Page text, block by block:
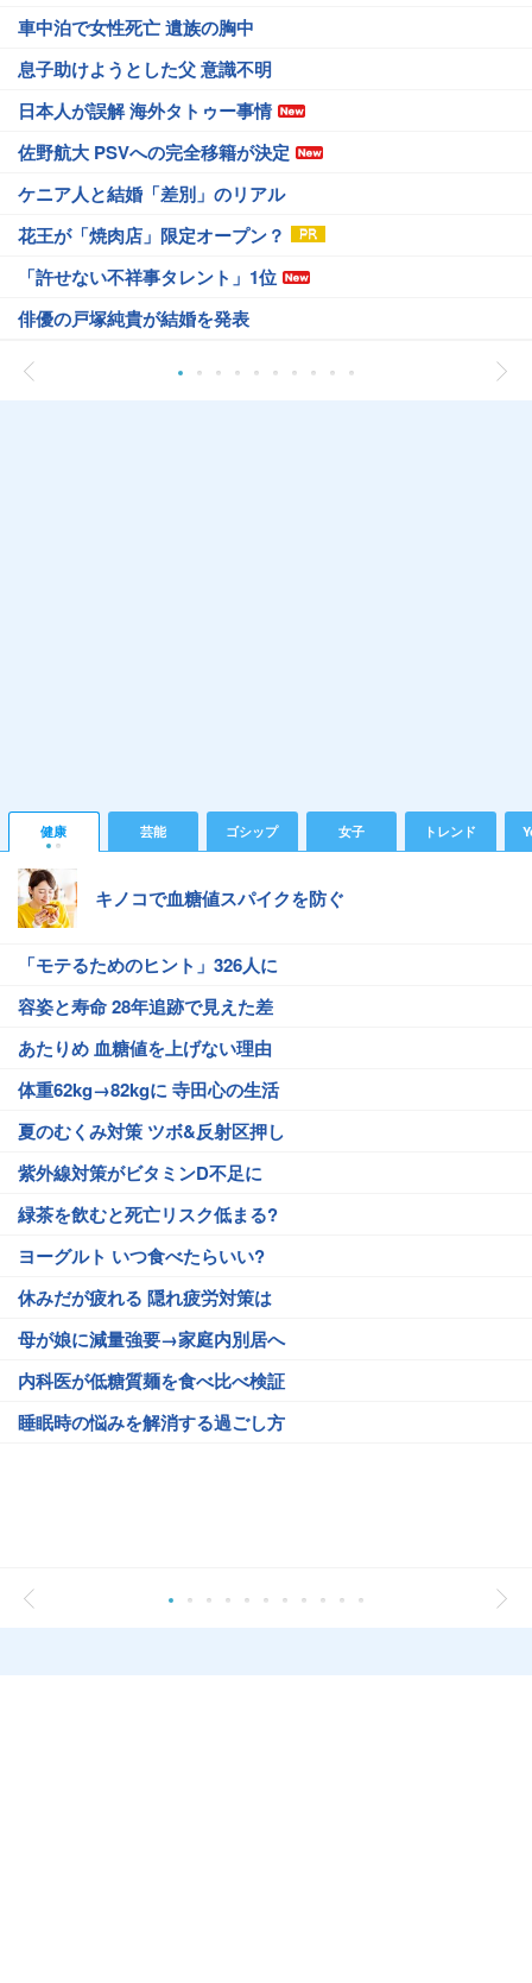
車中泊で女性死亡 遺族の胸中
息子助けようとした父 意識不明
日本人が誤解 海外タトゥー事情
佐野航大 PSVへの完全移籍が決定
ケニア人と結婚「差別」のリアル
花王が「焼肉店」限定オープン？
「許せない不祥事タレント」1位
俳優の戸塚純貴が結婚を発表
健康 芸能 ゴシップ 女子 トレンド
キノコで血糖値スパイクを防ぐ
「モテるためのヒント」326人に
容姿と寿命 28年追跡で見えた差
あたりめ 血糖値を上げない理由
体重62kg→82kgに 寺田心の生活
夏のむくみ対策 ツボ&反射区押し
紫外線対策がビタミンD不足に
緑茶を飲むと死亡リスク低まる?
ヨーグルト いつ食べたらいい?
休みだが疲れる 隠れ疲労対策は
母が娘に減量強要→家庭内別居へ
内科医が低糖質麺を食べ比べ検証
睡眠時の悩みを解消する過ごし方